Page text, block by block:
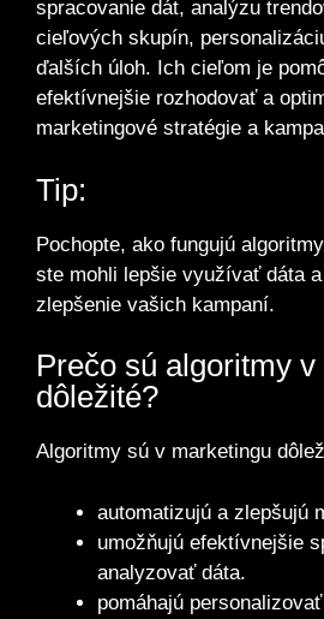
spracovanie dát, analýzu
cieľových skupín,
ďalších úloh. Ich cieľom je
efektívnejšie rozhodovať a
marketingové stratégie a
Tip:
Pochopte, ako fungujú
ste mohli lepšie využívať dáta
zlepšenie vašich kampaní.
Prečo sú algoritmy
dôležité?
Algoritmy sú v marketingu
automatizujú a zlepšujú
umožňujú efektívnejšie
analyzovať dáta.
pomáhajú